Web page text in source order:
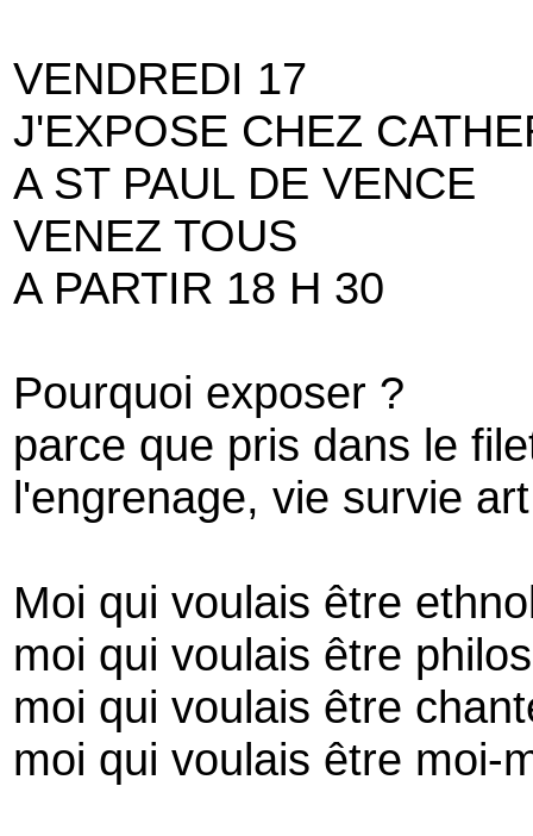
VENDREDI 17
J'EXPOSE CHEZ
A ST PAUL DE VENCE
VENEZ TOUS
A PARTIR 18 H 30
Pourquoi exposer ?
parce que pris dans le
l'engrenage, vie survie
Moi qui voulais être
moi qui voulais être
moi qui voulais être
moi qui voulais être moi-